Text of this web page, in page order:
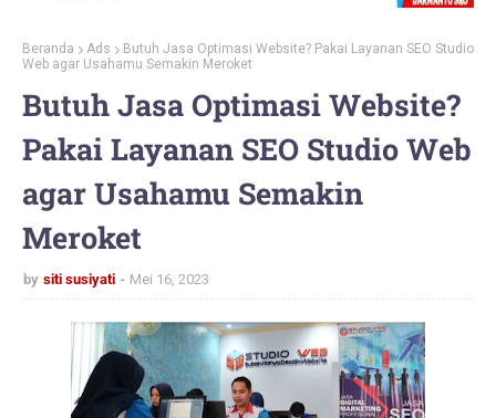
Beranda Ads
Butuh Jasa Optimasi Website? Pakai Layanan SEO Studio
Web agar Usahamu Semakin Meroket
Butuh Jasa Optimasi Website?
Pakai Layanan SEO Studio Web
agar Usahamu Semakin
Meroket
by siti susiyati Mei 16, 2023